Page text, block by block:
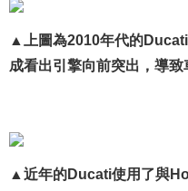
▲上圖為2010年代的
成看出引擎向前突出，導致
▲近年的Ducati使用了與